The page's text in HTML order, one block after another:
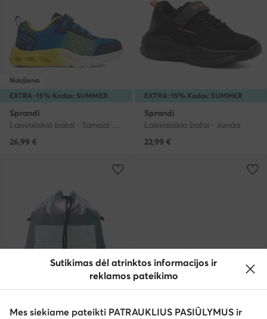
EXTRA -15% Kodas: SUMMER
Naujiena
Sprandi
Laisvalaikio batai · Tamsiai mėlyna
26,99 €
EXTRA -15% Kodas: SUMMER
Sprandi
Laisvalaikio batai · Juoda
22,99 €
-50% Naujiena
Sutikimas dėl atrinktos informacijos ir
reklamos pateikimo
Mes siekiame pateikti PATRAUKLIUS PASIŪLYMUS ir